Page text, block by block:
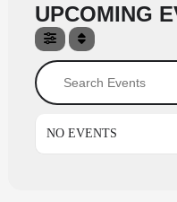
UPCOMING
Search Events
NO EVENTS